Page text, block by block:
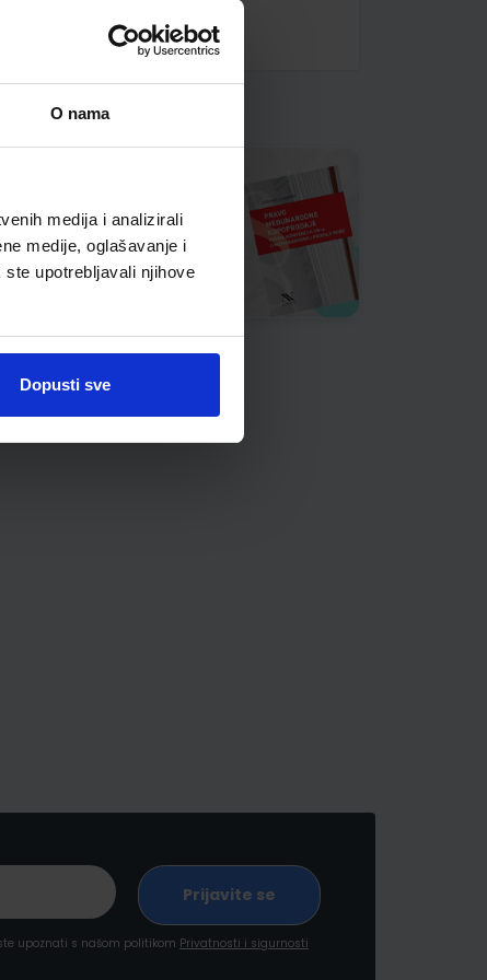
O nama
medija i analizirali
medije, oglašavanje i
upotrebljavali njihove
Dopusti sve
upoznati s našom politikom Privatnosti i sigurnosti